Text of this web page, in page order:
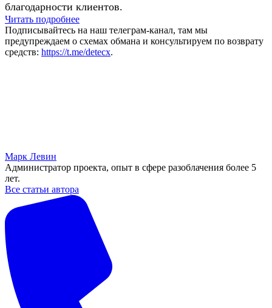
благодарности клиентов.
Читать подробнее
Подписывайтесь на наш телеграм-канал, там мы
предупреждаем о схемах обмана и консультируем по возврату
средств: https://t.me/detecx.
Марк Левин
Администратор проекта, опыт в сфере разоблачения более 5
лет.
Все статьи автора